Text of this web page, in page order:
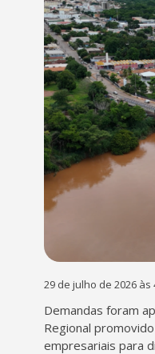
29 de julho de 2026 às
Demandas foram
Regional
empresariais para